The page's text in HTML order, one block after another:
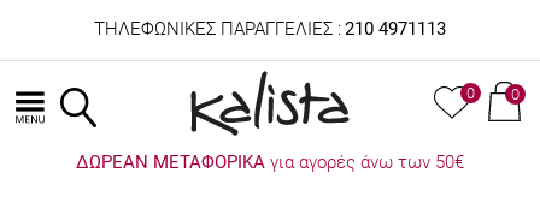
ΤΗΛΕΦΩΝΙΚΕΣ ΠΑΡΑΓΓΕΛΙΕΣ : 210 4971113
0 0
ΔΩΡΕΑΝ ΜΕΤΑΦΟΡΙΚΑ για αγορές άνω των 50€